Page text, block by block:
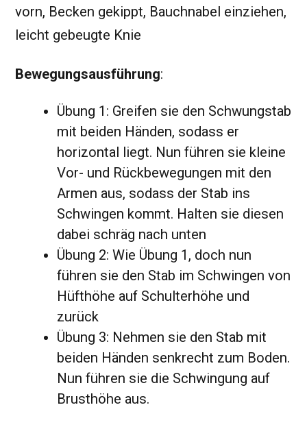
vorn, Becken gekippt, Bauchnabel einziehen,
leicht gebeugte Knie
Bewegungsausführung:
Übung 1: Greifen sie den Schwungstab
mit beiden Händen, sodass er
horizontal liegt. Nun führen sie kleine
Vor- und Rückbewegungen mit den
Armen aus, sodass der Stab ins
Schwingen kommt. Halten sie diesen
dabei schräg nach unten
Übung 2: Wie Übung 1, doch nun
führen sie den Stab im Schwingen von
Hüfthöhe auf Schulterhöhe und
zurück
Übung 3: Nehmen sie den Stab mit
beiden Händen senkrecht zum Boden.
Nun führen sie die Schwingung auf
Brusthöhe aus.